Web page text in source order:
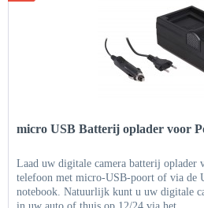
micro USB Batterij oplader voor
Laad uw digitale camera batterij oplader
telefoon met micro-USB-poort of via de
notebook. Natuurlijk kunt u uw digitale